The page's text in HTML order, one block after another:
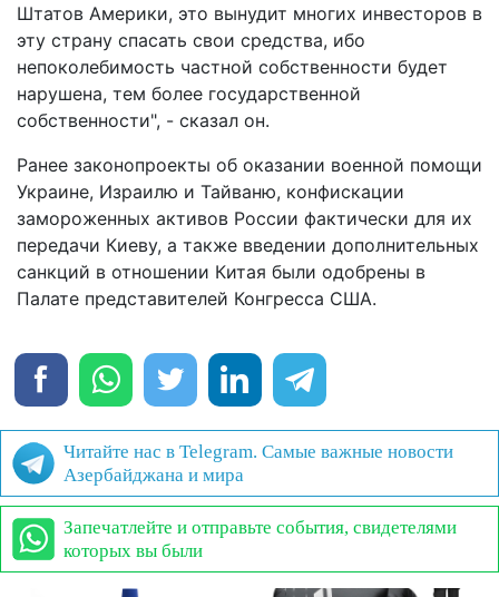
Штатов Америки, это вынудит многих инвесторов в
эту страну спасать свои средства, ибо
непоколебимость частной собственности будет
нарушена, тем более государственной
собственности", - сказал он.
Ранее законопроекты об оказании военной помощи
Украине, Израилю и Тайваню, конфискации
замороженных активов России фактически для их
передачи Киеву, а также введении дополнительных
санкций в отношении Китая были одобрены в
Палате представителей Конгресса США.
Читайте нас в Telegram. Самые важные новости
Азербайджана и мира
Запечатлейте и отправьте события, свидетелями
которых вы были